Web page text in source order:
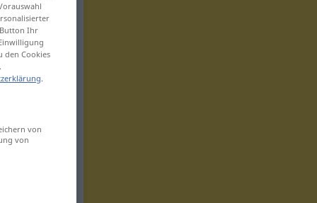
Ihr
den Cookies
.
von
von